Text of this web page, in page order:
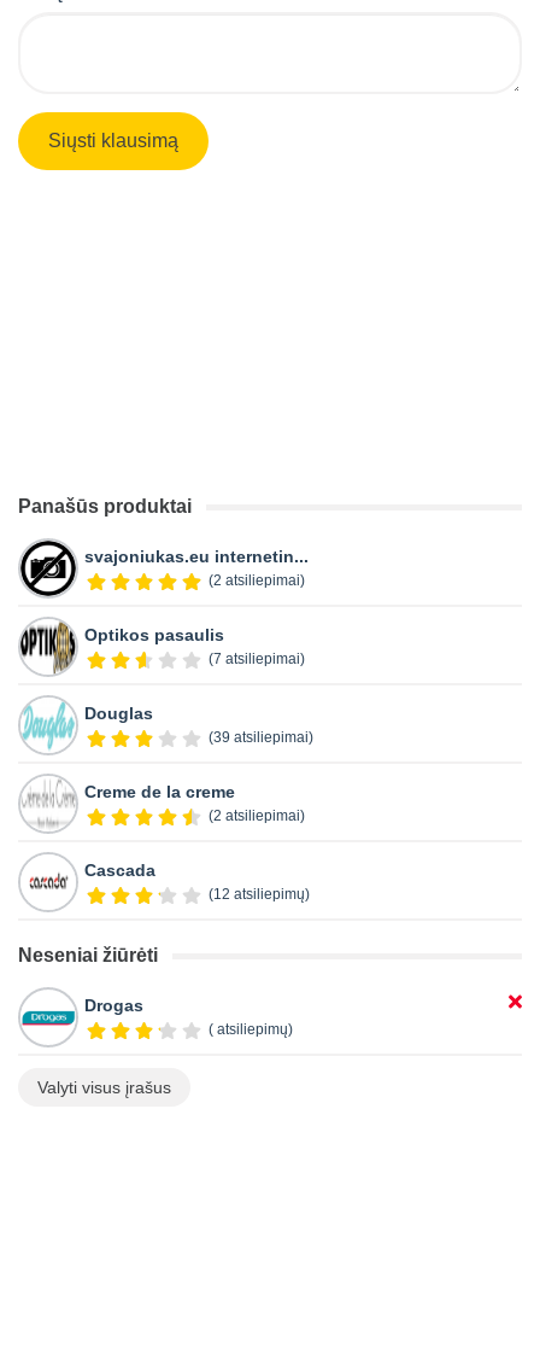
Panašūs produktai
svajoniukas.eu internetin...
(2 atsiliepimai)
Optikos pasaulis
(7 atsiliepimai)
Douglas
(39 atsiliepimai)
Creme de la creme
(2 atsiliepimai)
Cascada
(12 atsiliepimų)
Neseniai žiūrėti
Drogas
( atsiliepimų)
Valyti visus įrašus